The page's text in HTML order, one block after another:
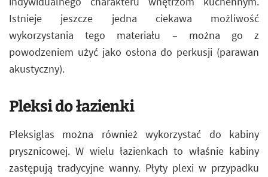
Istnieje jeszcze jedna ciekawa możliwość
wykorzystania tego materiału – można go z
powodzeniem użyć jako osłona do perkusji (parawan
akustyczny).
Pleksi do łazienki
Pleksiglas można również wykorzystać do kabiny
prysznicowej. W wielu łazienkach to właśnie kabiny
zastępują tradycyjne wanny. Płyty plexi w przypadku